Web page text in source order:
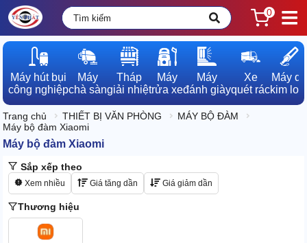
0
Máy hút bụi
công nghiệp
Máy
chà sàn
Tháp
giải nhiệt
Máy
rửa xe
Máy
đánh giày
Xe
quét rác
Máy dò
kim loại
Trang chủ THIẾT BỊ VĂN PHÒNG
MÁY BỘ ĐÀM
Máy bộ đàm Xiaomi
Máy bộ đàm Xiaomi
Sắp xếp theo
Xem nhiều Giá tăng dần Giá giảm dần
Thương hiệu